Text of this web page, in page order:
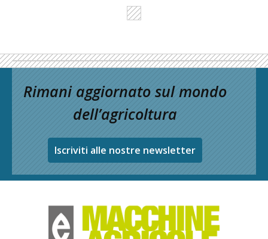
Rimani aggiornato sul mondo
dell’agricoltura
Iscriviti alle nostre newsletter